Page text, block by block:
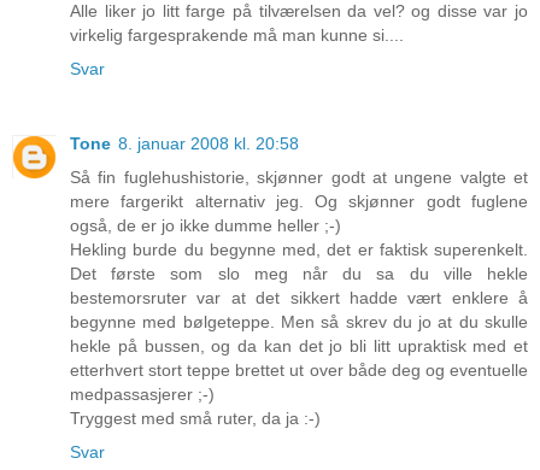
Alle liker jo litt farge på tilværelsen da vel? og disse var jo
virkelig fargesprakende må man kunne si....
Svar
Tone 8. januar 2008 kl. 20:58
Så fin fuglehushistorie, skjønner godt at ungene valgte et
mere fargerikt alternativ jeg. Og skjønner godt fuglene
også, de er jo ikke dumme heller ;-)
Hekling burde du begynne med, det er faktisk superenkelt.
Det første som slo meg når du sa du ville hekle
bestemorsruter var at det sikkert hadde vært enklere å
begynne med bølgeteppe. Men så skrev du jo at du skulle
hekle på bussen, og da kan det jo bli litt upraktisk med et
etterhvert stort teppe brettet ut over både deg og eventuelle
medpassasjerer ;-)
Tryggest med små ruter, da ja :-)
Svar